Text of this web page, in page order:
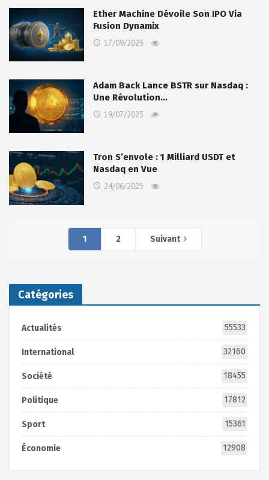
Ether Machine Dévoile Son IPO Via
Fusion Dynamix
17/09/2025
Adam Back Lance BSTR sur Nasdaq :
Une Révolution…
19/07/2025
Tron S’envole : 1 Milliard USDT et
Nasdaq en Vue
24/06/2025
1 2 Suivant
Catégories
Actualités 55533
International 32160
Société 18455
Politique 17812
Sport 15361
Économie 12908